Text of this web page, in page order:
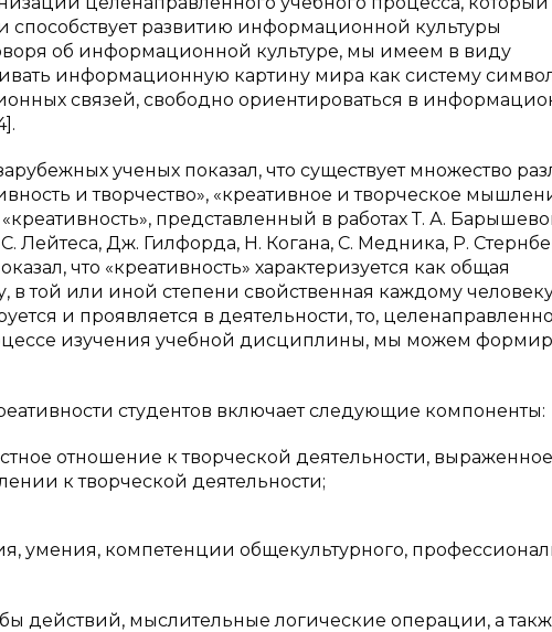
развитию информационной культуры
об информационной культуре, мы имеем в виду
информационную картину мира как систему
связей, свободно ориентироваться в
ученых показал, что существует множество
и творчество», «креативное и творческое
представленный в работах Т. А.
Лейтеса, Дж. Гилфорда, Н. Когана, С. Медника, Р.
что «креативность» характеризуется как общая
в той или иной степени свойственная каждому
и проявляется в деятельности, то, целенаправленно
изучения учебной дисциплины, мы можем
студентов включает следующие компоненты:
отношение к творческой деятельности, выраженное
к творческой деятельности;
умения, компетенции общекультурного,
мыслительные логические операции, а